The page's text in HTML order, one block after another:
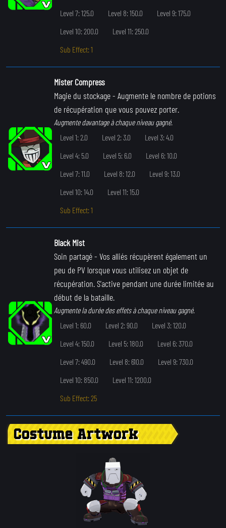
Level 7: 125.0
Level 8: 150.0
Level 9: 175.0
Level 10: 200.0
Level 11: 250.0
Sub Effect: 1
Mister Compress
Magie du stockage- Augmente le nombre de potions
de récupération que vous pouvez porter.
Augmente davantage à chaque niveau gagné.
Level 1: 2.0
Level 2: 3.0
Level 3: 4.0
Level 4: 5.0
Level 5: 6.0
Level 6: 10.0
Level 7: 11.0
Level 8: 12.0
Level 9: 13.0
Level 10: 14.0
Level 11: 15.0
Sub Effect: 1
Black Mist
Soin partagé- Vos alliés récupèrent également un
peu de PV lorsque vous utilisez un objet de
récupération. S'active pendant une durée limitée au
début de la bataille.
Augmente la durée des effets à chaque niveau gagné.
Level 1: 60.0
Level 2: 90.0
Level 3: 120.0
Level 4: 150.0
Level 5: 180.0
Level 6: 370.0
Level 7: 490.0
Level 8: 610.0
Level 9: 730.0
Level 10: 850.0
Level 11: 1200.0
Sub Effect: 25
Costume Artwork